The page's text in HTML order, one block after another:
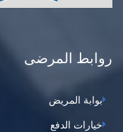
روابط المرضى
بوابة المريض
خيارات الدفع